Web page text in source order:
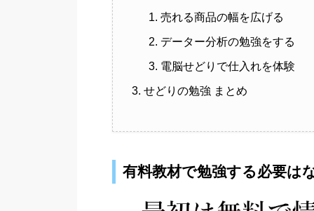
売れる商品の幅を広げる
データー分析の勉強をする
電脳せどりで仕入れを体験
せどりの勉強 まとめ
有料教材で勉強する必要は